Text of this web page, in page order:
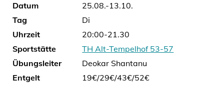
Datum
25.08.-13.10.
Tag
Di
Uhrzeit
20:00-21.30
Sportstätte
TH Alt-Tempelhof 53-57
Übungsleiter
Deokar Shantanu
Entgelt
19€/29€/43€/52€